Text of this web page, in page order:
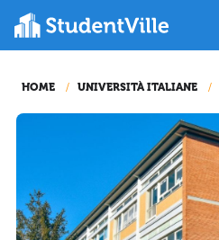
HOME UNIVERSITÀ ITALIANE